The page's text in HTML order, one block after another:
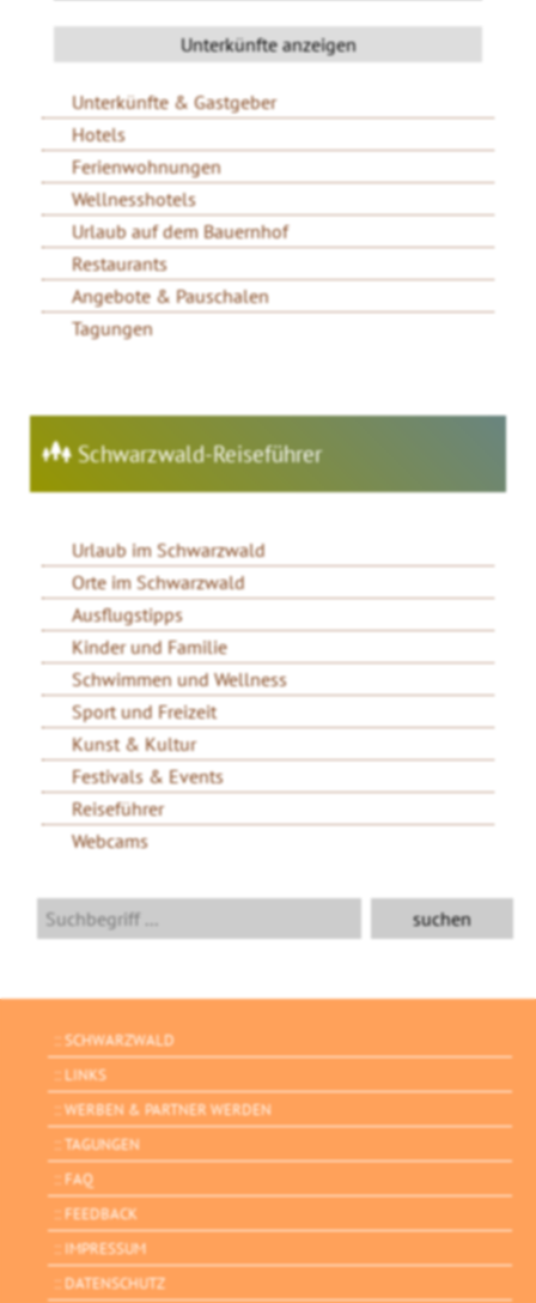
Unterkünfte & Gastgeber
Hotels
Ferienwohnungen
Wellnesshotels
Urlaub auf dem Bauernhof
Restaurants
Angebote & Pauschalen
Tagungen
Schwarzwald-Reiseführer
Urlaub im Schwarzwald
Orte im Schwarzwald
Ausflugstipps
Kinder und Familie
Schwimmen und Wellness
Sport und Freizeit
Kunst & Kultur
Festivals & Events
Reiseführer
Webcams
SCHWARZWALD
LINKS
WERBEN & PARTNER WERDEN
TAGUNGEN
FAQ
FEEDBACK
IMPRESSUM
DATENSCHUTZ